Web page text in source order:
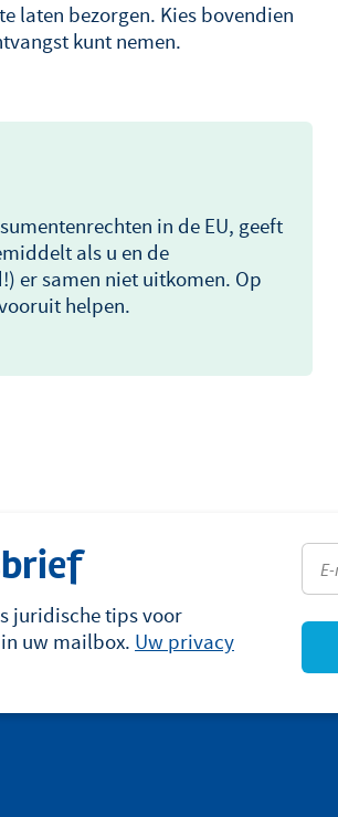
laten bezorgen. Kies bovendien
kunt nemen.
in de EU, geeft
als u en de
er samen niet uitkomen. Op
helpen.
juridische tips voor
uw mailbox. Uw privacy